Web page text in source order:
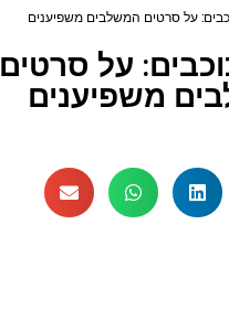
על סרטים המשלבים משפיענים
על סרטים
משפיענים